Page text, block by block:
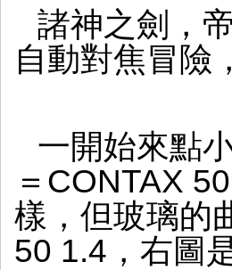
諸神之劍，
自動對焦冒險
一開始來點
＝CONTAX
樣，但玻璃的
50 1.4，右圖